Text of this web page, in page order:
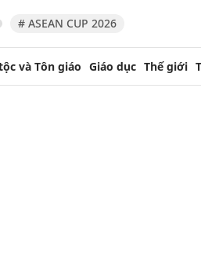
# ASEAN CUP 2026
và Tôn giáo Giáo dục Thế giới